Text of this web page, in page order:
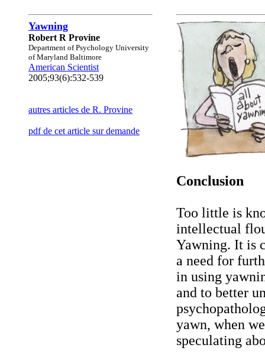
Yawning
Robert R Provine
Department of Psychology University
of Maryland Baltimore
American Scientist
2005;93(6):532-539
autres articles de R. Provine
pdf de cet article sur demande
Conclusion
Too little is
intellectual
Yawning. It is
a need for
in using
and to better
yawn, when
speculating